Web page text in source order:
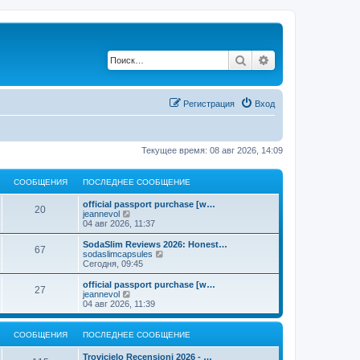
Поиск
Вход
Регистрация
Текущее время: 08 авг 2026, 14:09
СООБЩЕНИЯ ПОСЛЕДНЕЕ СООБЩЕНИЕ
20
official passport purchase [w…
jeannevol
е
р
е
й
т
п
о
с
л
д
н
е
04 авг 2026, 11:37
67
SodaSlim Reviews 2026: Honest…
sodaslimcapsules
р
е
к
п
о
с
Сегодня, 09:45
27
official passport purchase [w…
jeannevol
е
р
е
й
04 авг 2026, 11:39
СООБЩЕНИЯ ПОСЛЕДНЕЕ СООБЩЕНИЕ
Trovicielo Recensioni 2026 - …